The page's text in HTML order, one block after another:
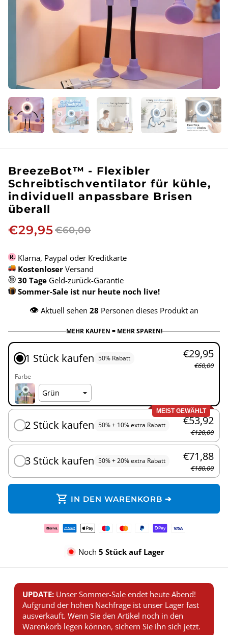
BreezeBot™ - Flexibler
Schreibtischventilator für kühle,
individuell anpassbare Brisen
überall
€29,95€60,00
Klarna, Paypal oder Kreditkarte
Kostenloser Versand
30 Tage Geld-zurück-Garantie
Sommer-Sale ist nur heute noch live!
👁️ Aktuell sehen 28 Personen dieses Produkt an
MEHR KAUFEN = MEHR SPAREN!
1 Stück kaufen 50% Rabatt €29,95
€60,00
Farbe
MEIST GEWÄHLT
2 Stück kaufen 50% + 10% extra Rabatt €53,92
€120,00
3 Stück kaufen 50% + 20% extra Rabatt €71,88
€180,00
shopping_cart IN DEN WARENKORB ➔
Zahlungsmethoden
Noch 5 Stück auf Lager
UPDATE: Unser Sommer-Sale endet heute Abend!
Aufgrund der hohen Nachfrage ist unser Lager fast
ausverkauft. Wenn Sie den Artikel noch in den
Warenkorb legen können, sichern Sie ihn sich jetzt.